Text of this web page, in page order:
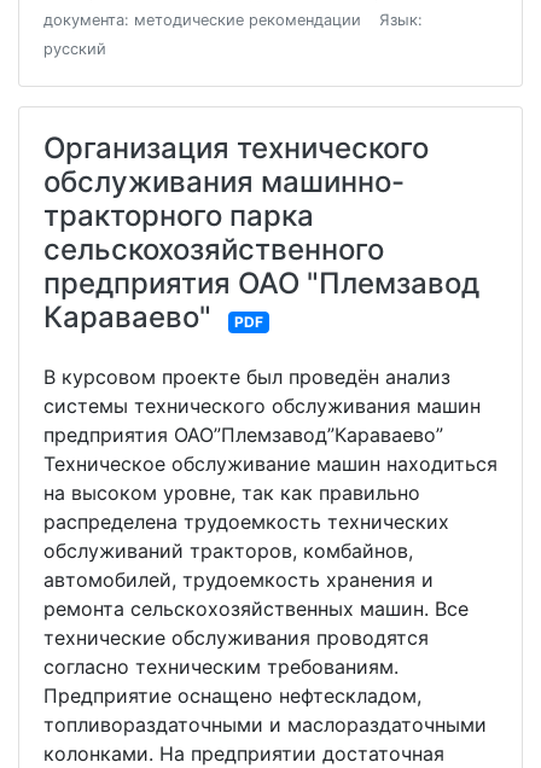
документа: методические рекомендации
Язык:
русский
Организация технического
обслуживания машинно-
тракторного парка
сельскохозяйственного
предприятия ОАО "Племзавод
Караваево"
PDF
В курсовом проекте был проведён анализ
системы технического обслуживания машин
предприятия ОАО”Племзавод”Караваево”
Техническое обслуживание машин находиться
на высоком уровне, так как правильно
распределена трудоемкость технических
обслуживаний тракторов, комбайнов,
автомобилей, трудоемкость хранения и
ремонта сельскохозяйственных машин. Все
технические обслуживания проводятся
согласно техническим требованиям.
Предприятие оснащено нефтескладом,
топливораздаточными и маслораздаточными
колонками. На предприятии достаточная